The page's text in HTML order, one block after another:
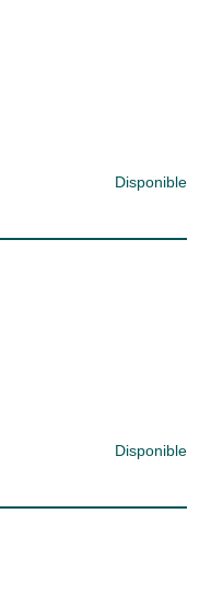
Disponible
Disponible